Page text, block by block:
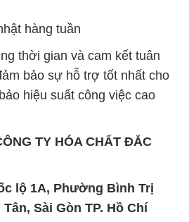
hiệu suất công việc cao
TY HÓA CHẤT ĐẮC
lộ 1A, Phường Bình Trị
Sài Gòn TP. Hồ Chí